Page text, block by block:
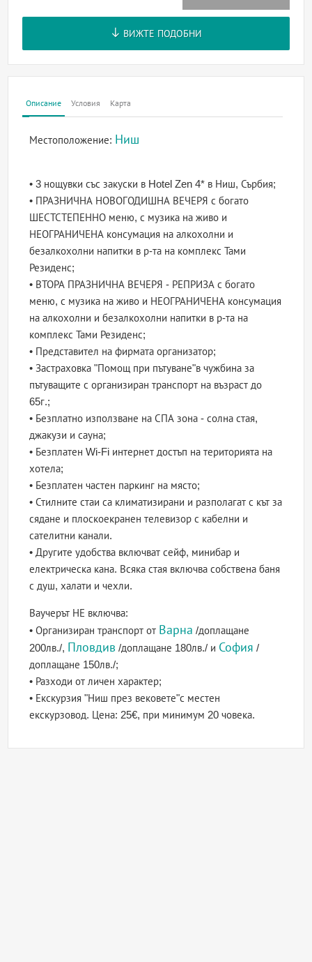
ВИЖТЕ ПОДОБНИ
Описание Условия Карта
Местоположение: Ниш
• 3 нощувки със закуски в Hotel Zen 4* в Ниш, Сърбия;
• ПРАЗНИЧНА НОВОГОДИШНА ВЕЧЕРЯ с богато
ШЕСТСТЕПЕННО меню, с музика на живо и
НЕОГРАНИЧЕНА консумация на алкохолни и
безалкохолни напитки в р-та на комплекс Тами
Резиденс;
• ВТОРА ПРАЗНИЧНА ВЕЧЕРЯ - РЕПРИЗА с богато
меню, с музика на живо и НЕОГРАНИЧЕНА консумация
на алкохолни и безалкохолни напитки в р-та на
комплекс Тами Резиденс;
• Представител на фирмата организатор;
• Застраховка "Помощ при пътуване"в чужбина за
пътуващите с организиран транспорт на възраст до
65г.;
• Безплатно използване на СПА зона - солна стая,
джакузи и сауна;
• Безплатен Wi-Fi интернет достъп на територията на
хотела;
• Безплатен частен паркинг на място;
• Стилните стаи са климатизирани и разполагат с кът за
сядане и плоскоекранен телевизор с кабелни и
сателитни канали.
• Другите удобства включват сейф, минибар и
електрическа кана. Всяка стая включва собствена баня
с душ, халати и чехли.
Ваучерът НЕ включва:
• Организиран транспорт от Варна /доплащане
200лв./, Пловдив /доплащане 180лв./ и София /
доплащане 150лв./;
• Разходи от личен характер;
• Екскурзия "Ниш през вековете"с местен
екскурзовод. Цена: 25€, при минимум 20 човека.